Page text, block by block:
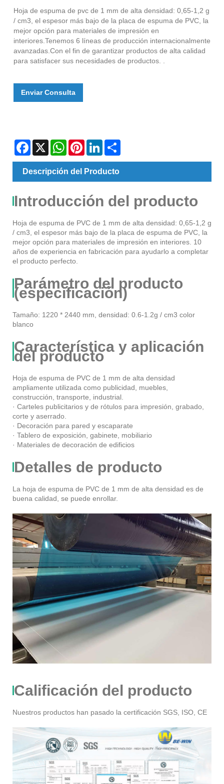
Hoja de espuma de pvc de 1 mm de alta densidad: 0,65-1,2 g
/ cm3, el espesor más bajo de la placa de espuma de PVC, la
mejor opción para materiales de impresión en
interiores.Tenemos 6 líneas de producción internacionalmente
avanzadas.Con el fin de garantizar productos de alta calidad
para satisfacer sus necesidades de productos. .
Enviar Consulta
Facebook
X WhatsAppPinterestLinkedIn
Descripción del Producto
Introducción del producto
Hoja de espuma de PVC de 1 mm de alta densidad: 0,65-1,2 g
/ cm3, el espesor más bajo de la placa de espuma de PVC, la
mejor opción para materiales de impresión en interiores. 10
años de experiencia en fabricación para ayudarlo a completar
el producto perfecto.
Parámetro del producto
(especificación)
Tamaño: 1220 * 2440 mm, densidad: 0.6-1.2g / cm3 color
blanco
Característica y aplicación
del producto
Hoja de espuma de PVC de 1 mm de alta densidad
ampliamente utilizada como publicidad, muebles,
construcción, transporte, industrial.
· Carteles publicitarios y de rótulos para impresión, grabado,
corte y aserrado.
· Decoración para pared y escaparate
· Tablero de exposición, gabinete, mobiliario
· Materiales de decoración de edificios
Detalles de producto
La hoja de espuma de PVC de 1 mm de alta densidad es de
buena calidad, se puede enrollar.
Calificación del producto
Nuestros productos han pasado la certificación SGS, ISO, CE